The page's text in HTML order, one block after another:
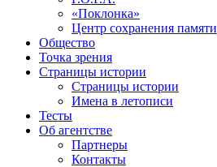
«Поклонка»
Центр сохранения памяти
Общество
Точка зрения
Страницы истории
Страницы истории
Имена в летописи
Тесты
Об агентстве
Партнеры
Контакты